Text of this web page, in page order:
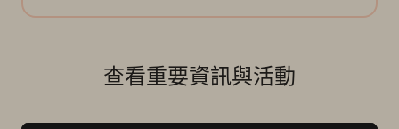
查看重要資訊與活動